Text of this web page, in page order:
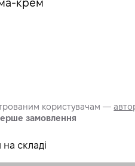
крем
користувачам —
замовлення
на складі